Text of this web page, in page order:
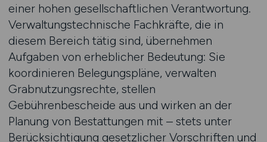
einer hohen gesellschaftlichen Verantwortung.
Verwaltungstechnische Fachkräfte, die in
diesem Bereich tätig sind, übernehmen
Aufgaben von erheblicher Bedeutung: Sie
koordinieren Belegungspläne, verwalten
Grabnutzungsrechte, stellen
Gebührenbescheide aus und wirken an der
Planung von Bestattungen mit – stets unter
Berücksichtigung gesetzlicher Vorschriften und